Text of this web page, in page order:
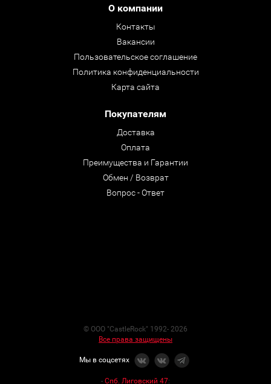
О компании
Контакты
Вакансии
Пользовательское соглашение
Политика конфиденциальности
Карта сайта
Покупателям
Доставка
Оплата
Преимущества и Гарантии
Обмен / Возврат
Вопрос - Ответ
© ООО "CastleRock" 1992- 2026
Все права защищены
Мы в соцсетях
- Спб. Лиговский 47: